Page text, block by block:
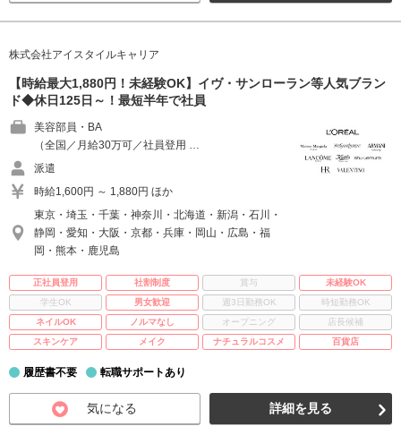
株式会社アイスタイルキャリア
【時給最大1,880円！未経験OK】イヴ・サンローラン等人気ブラン
ド◆休日125日～！最短半年で社員
美容部員・BA
（全国／月給30万可／社員登用 …
派遣
時給1,600円 ～ 1,880円 ほか
東京・埼玉・千葉・神奈川・北海道・新潟・石川・
静岡・愛知・大阪・京都・兵庫・岡山・広島・福
岡・熊本・鹿児島
正社員登用 社割制度 賞与
未経験OK
学生OK
男女歓迎 週3日勤務OK
時短勤務OK
ネイルOK
ノルマなし オープニング
店長候補
スキンケア
メイク ナチュラルコスメ 百貨店
履歴書不要 転職サポートあり
気になる 詳細を見る